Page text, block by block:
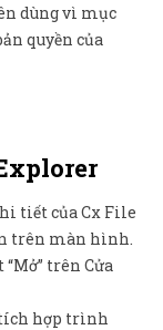
dùng vì mục
quyền của
tiết của Cx File
trên màn hình.
trên Cửa
hợp trình